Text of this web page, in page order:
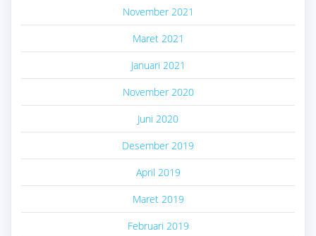
November 2021
Maret 2021
Januari 2021
November 2020
Juni 2020
Desember 2019
April 2019
Maret 2019
Februari 2019